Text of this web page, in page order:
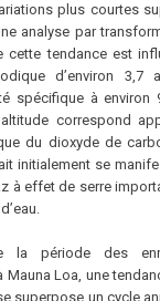
plus courtes
analyse par
cette tendance est
d’environ 3,7
spécifique à environ
correspond
du dioxyde de
initialement se
à effet de serre
la période des
Mauna Loa, une
superpose un cycle